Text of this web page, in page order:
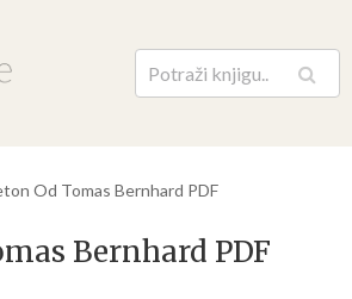
Pretraga
Od Tomas Bernhard PDF
Bernhard PDF